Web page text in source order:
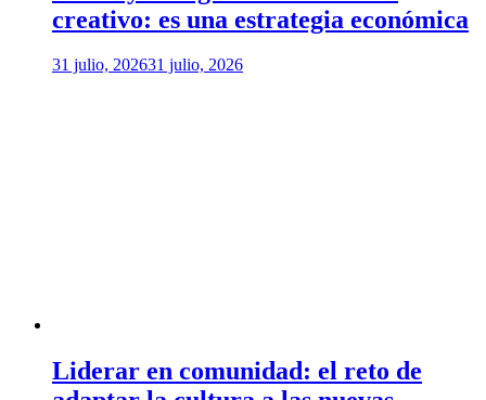
creativo: es una estrategia económica
31 julio, 202631 julio, 2026
Liderar en comunidad: el reto de